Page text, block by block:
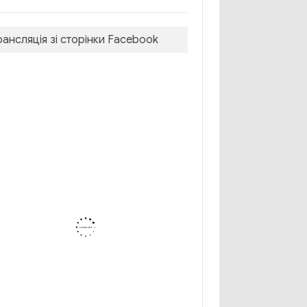
зі сторінки Facebook